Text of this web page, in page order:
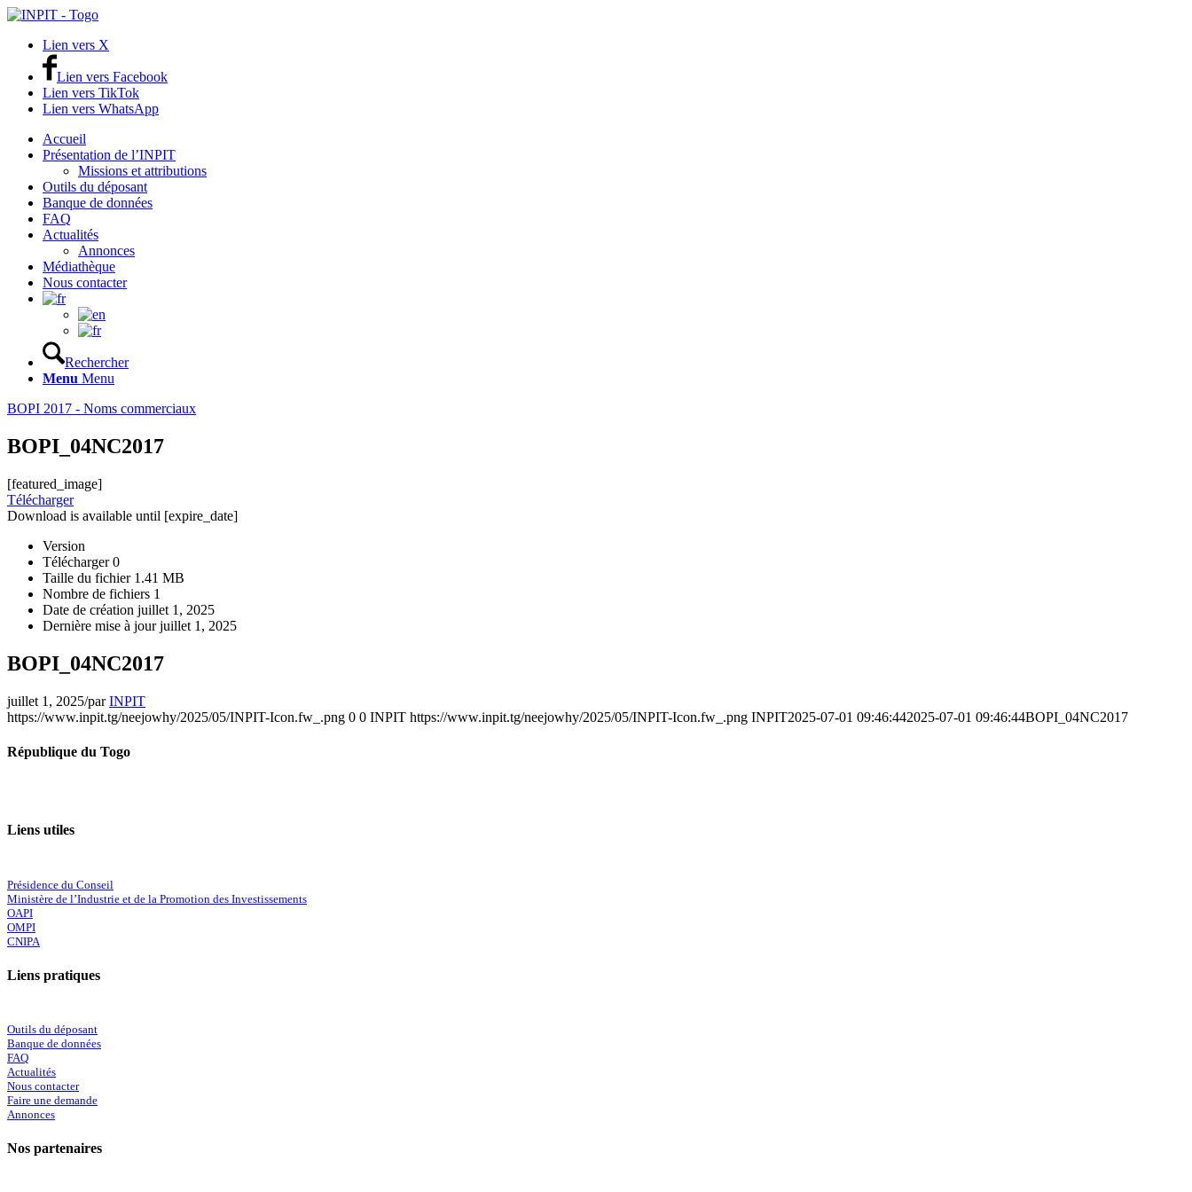
Lien vers X
Lien vers Facebook
Lien vers TikTok
Lien vers WhatsApp
Accueil
Présentation de l’INPIT
Missions et attributions
Outils du déposant
Banque de données
FAQ
Actualités
Annonces
Médiathèque
Nous contacter
Rechercher
Menu Menu
BOPI 2017 - Noms commerciaux
BOPI_04NC2017
[featured_image]
Télécharger
Download is available until [expire_date]
Version
Télécharger0
Taille du fichier 1.41 MB
Nombre de fichiers 1
Date de création juillet 1, 2025
Dernière mise à jourjuillet 1, 2025
BOPI_04NC2017
juillet 1, 2025/parINPIT
https://www.inpit.tg/neejowhy/2025/05/INPIT-Icon.fw_.png 0 0 INPIT https://www.inpit.tg/neejowhy/2025/05/INPIT-Icon.fw_.png INPIT2025-07-01 09:46:442025-07-01 09:46:44BOPI_04NC2017
République du Togo
Liens utiles
Présidence du Conseil
Ministère de l’Industrie et de la Promotion des Investissements
OAPI
OMPI
CNIPA
Liens pratiques
Outils du déposant
Banque de données
FAQ
Actualités
Nous contacter
Faire une demande
Annonces
Nos partenaires